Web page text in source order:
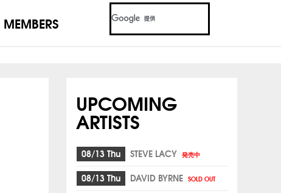
MEMBERS
UPCOMING
ARTISTS
08/13 Thu STEVE LACY 発売中
08/13 Thu DAVID BYRNE SOLD OUT